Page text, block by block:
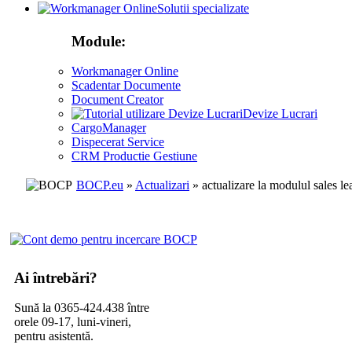
Solutii specializate
Module:
Workmanager Online
Scadentar Documente
Document Creator
Devize Lucrari
CargoManager
Dispecerat Service
CRM Productie Gestiune
BOCP.eu » Actualizari » actualizare la modulul sales
Ai întrebări?
Sună la 0365-424.438 între
orele 09-17, luni-vineri,
pentru asistentă.